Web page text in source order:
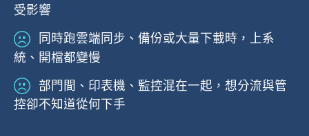
受影響
同時跑雲端同步、備份或大量下載時，上系
統、開檔都變慢
部門間、印表機、監控混在一起，想分流與管
控卻不知道從何下手